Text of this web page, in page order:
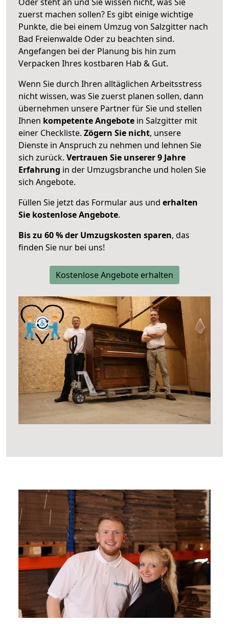
zuerst machen sollen? Es gibt einige wichtige
Punkte, die bei einem Umzug von Salzgitter nach
Bad Freienwalde Oder zu beachten sind.
Angefangen bei der Planung bis hin zum
Verpacken Ihres kostbaren Hab & Gut.
Wenn Sie durch Ihren alltäglichen Arbeitsstress
nicht wissen, was Sie zuerst planen sollen, dann
übernehmen unsere Partner für Sie und stellen
Ihnen kompetente Angebote in Salzgitter mit
einer Checkliste. Zögern Sie nicht, unsere
Dienste in Anspruch zu nehmen und lehnen Sie
sich zurück. Vertrauen Sie unserer 9 Jahre
Erfahrung in der Umzugsbranche und holen Sie
sich Angebote.
Füllen Sie jetzt das Formular aus und erhalten
Sie kostenlose Angebote.
Bis zu 60 % der Umzugskosten sparen, das
finden Sie nur bei uns!
Kostenlose Angebote erhalten